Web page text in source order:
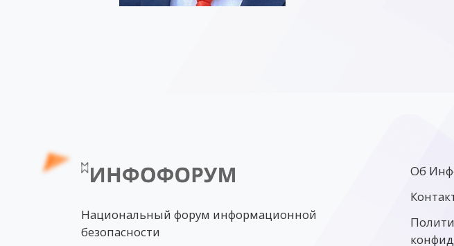
Национальный форум информационной
безопасности
Об